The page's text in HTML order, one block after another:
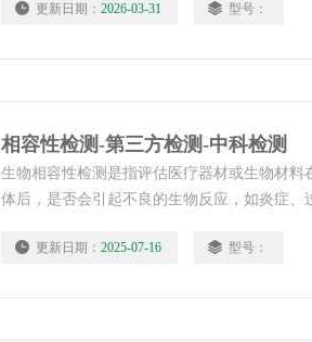
良反应，保障人体健康与使用安全。生物相容
更新日期： 2026-03-31 型号：
相容性检测-第三方检测-中科检测
生物相容性检测是指评估医疗器材或生物材料
体后，是否会引起不良的生物反应，如炎症、
检测-第三方检测-中科检测
更新日期： 2025-07-16 型号：